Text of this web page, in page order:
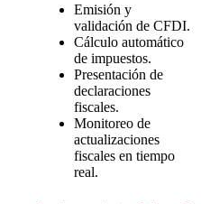
Emisión y
validación de CFDI.
Cálculo automático
de impuestos.
Presentación de
declaraciones
fiscales.
Monitoreo de
actualizaciones
fiscales en tiempo
real.